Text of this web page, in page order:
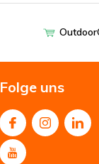
Folge uns